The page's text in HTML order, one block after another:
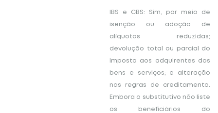
IBS e CBS: Sim, por meio de
isenção ou adoção de
alíquotas reduzidas;
devolução total ou parcial do
imposto aos adquirentes dos
bens e serviços; e alteração
nas regras de creditamento.
Embora o substitutivo não liste
os beneficiários do